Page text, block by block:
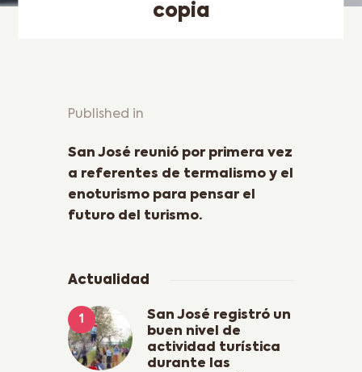
copia
Published in
San José reunió por primera vez
a referentes de termalismo y el
enoturismo para pensar el
futuro del turismo.
Actualidad
San José registró un
buen nivel de
actividad turística
durante las